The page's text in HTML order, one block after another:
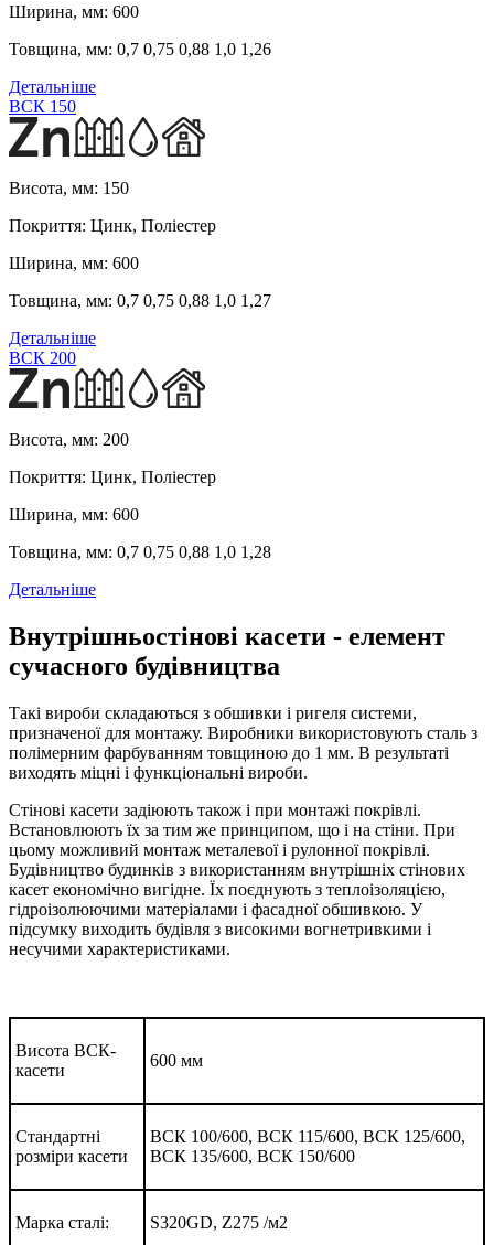
Ширина, мм: 600
Товщина, мм: 0,7 0,75 0,88 1,0 1,26
Детальніше
ВСК 150
Висота, мм: 150
Покриття: Цинк, Поліестер
Ширина, мм: 600
Товщина, мм: 0,7 0,75 0,88 1,0 1,27
Детальніше
ВСК 200
Висота, мм: 200
Покриття: Цинк, Поліестер
Ширина, мм: 600
Товщина, мм: 0,7 0,75 0,88 1,0 1,28
Детальніше
Внутрішньостінові касети - елемент
сучасного будівництва
Такі вироби складаються з обшивки і ригеля системи,
призначеної для монтажу. Виробники використовують сталь з
полімерним фарбуванням товщиною до 1 мм. В результаті
виходять міцні і функціональні вироби.
Стінові касети задіюють також і при монтажі покрівлі.
Встановлюють їх за тим же принципом, що і на стіни. При
цьому можливий монтаж металевої і рулонної покрівлі.
Будівництво будинків з використанням внутрішніх стінових
касет економічно вигідне. Їх поєднують з теплоізоляцією,
гідроізолюючими матеріалами і фасадної обшивкою. У
підсумку виходить будівля з високими вогнетривкими і
несучими характеристиками.
Висота ВСК-
касети
600 мм
Стандартні
розміри касети
ВСК 100/600, ВСК 115/600, ВСК 125/600,
ВСК 135/600, ВСК 150/600
Марка сталі: S320GD, Z275 /м2